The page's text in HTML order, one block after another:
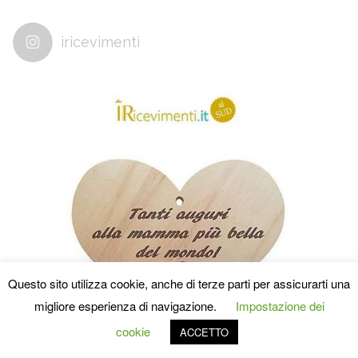
iricevimenti
Questo sito utilizza cookie, anche di terze parti per assicurarti una
migliore esperienza di navigazione.
Impostazione dei
cookie
ACCETTO